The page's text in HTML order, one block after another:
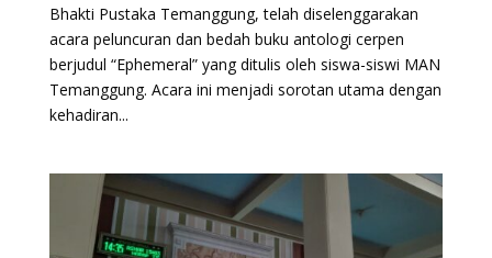
Bhakti Pustaka Temanggung, telah diselenggarakan
acara peluncuran dan bedah buku antologi cerpen
berjudul “Ephemeral” yang ditulis oleh siswa-siswi MAN
Temanggung. Acara ini menjadi sorotan utama dengan
kehadiran...